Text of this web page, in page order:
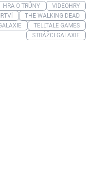
HRA O TRŮNY
VIDEOHRY
THE WALKING DEAD
TELLTALE GAMES
STRÁŽCI GALAXIE